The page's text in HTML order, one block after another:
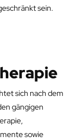
sein.
sich nach dem
gängigen
sowie